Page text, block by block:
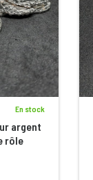
En stock
argent
rôle